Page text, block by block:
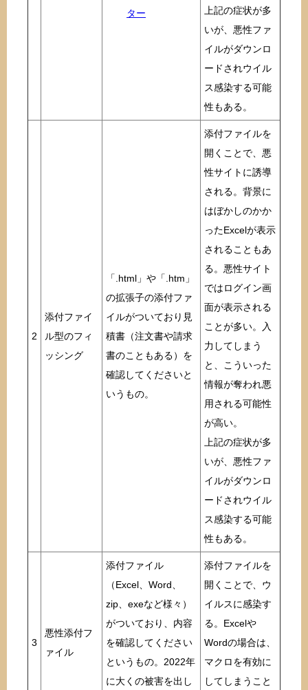
ター
上記の症状が多
いが、悪性ファ
イルがダウンロ
ードされウイル
ス感染する可能
性もある。
2
添付ファイ
ル型のフィ
ッシング
「.html」や「.htm」
の拡張子の添付ファ
イルがついており見
積書（注文書や請求
書のこともある）を
確認してくださいと
いうもの。
添付ファイルを
開くことで、悪
性サイトに誘導
される。背景に
はぼかしのかか
ったExcelが表示
されることもあ
る。悪性サイト
ではログイン画
面が表示される
ことが多い。入
力してしまう
と、こういった
情報が奪われ悪
用される可能性
が高い。
上記の症状が多
いが、悪性ファ
イルがダウンロ
ードされウイル
ス感染する可能
性もある。
3
悪性添付フ
ァイル
添付ファイル
（Excel、Word、
zip、exeなど様々）
がついており、内容
を確認してください
というもの。2022年
に大くの被害を出し
添付ファイルを
開くことで、ウ
イルスに感染す
る。Excelや
Wordの場合は、
マクロを有効に
してしまうこと